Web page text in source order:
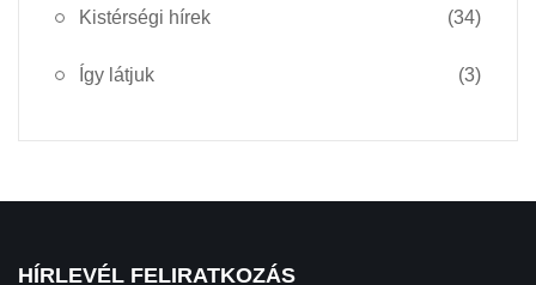
Kistérségi hírek (34)
Így látjuk (3)
HÍRLEVÉL FELIRATKOZÁS